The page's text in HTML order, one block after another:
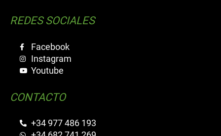
REDES SOCIALES
Facebook
Instagram
Youtube
CONTACTO
+34 977 486 193